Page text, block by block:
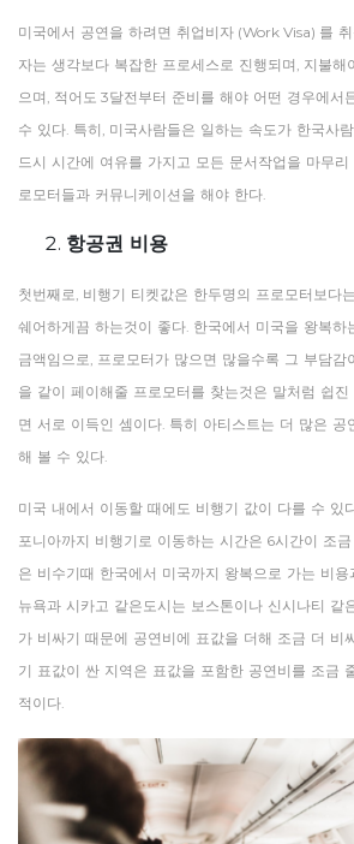
미국에서 공연을 하려면 취업비자 (Work Visa) 를
자는 생각보다 복잡한 프로세스로 진행되며 지불해
으며 적어도 3달전부터 준비를 해야 어떤 경우에서
수 있다 특히 미국사람들은 일하는 속도가 한국사
드시 시간에 여유를 가지고 모든 문서작업을 마무리
로모터들과 커뮤니케이션을 해야 한다
항공권 비용
첫번째로 비행기 티켓값은 한두명의 프로모터보다는
쉐어하게끔 하는것이 좋다 한국에서 미국을 왕복하
금액임으로 프로모터가 많으면 많을수록 그 부담감
을 같이 페이해줄 프로모터를 찾는것은 말처럼 쉽진
면 서로 이득인 셈이다 특히 아티스트는 더 많은 공
해 볼 수 있다
미국 내에서 이동할 때에도 비행기 값이 다를 수 있
포니아까지 비행기로 이동하는 시간은 6시간이 조금
은 비수기때 한국에서 미국까지 왕복으로 가는 비용
뉴욕과 시카고 같은도시는 보스톤이나 신시나티 같
가 비싸기 때문에 공연비에 표값을 더해 조금 더 비
기 표값이 싼 지역은 표값을 포함한 공연비를 조금
적이다